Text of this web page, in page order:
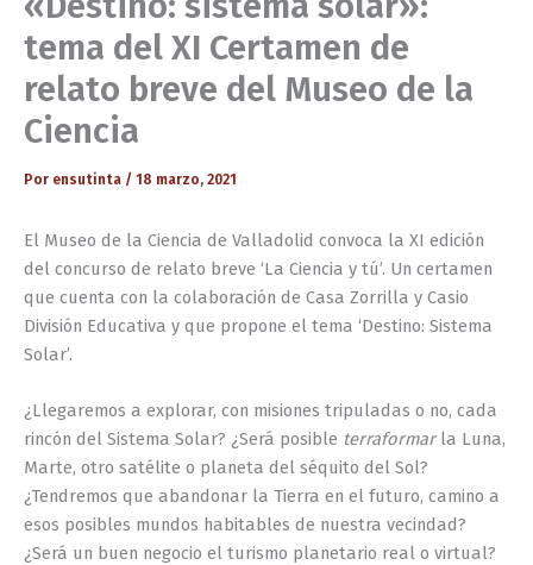
tema del XI Certamen de
relato breve del Museo de la
Ciencia
Por ensutinta / 18 marzo, 2021
El Museo de la Ciencia de Valladolid convoca la XI edición
del concurso de relato breve ‘La Ciencia y tú’. Un certamen
que cuenta con la colaboración de Casa Zorrilla y Casio
División Educativa y que propone el tema ‘Destino: Sistema
Solar’.
¿Llegaremos a explorar, con misiones tripuladas o no, cada
rincón del Sistema Solar? ¿Será posible terraformarla Luna,
Marte, otro satélite o planeta del séquito del Sol?
¿Tendremos que abandonar la Tierra en el futuro, camino a
esos posibles mundos habitables de nuestra vecindad?
¿Será un buen negocio el turismo planetario real o virtual?